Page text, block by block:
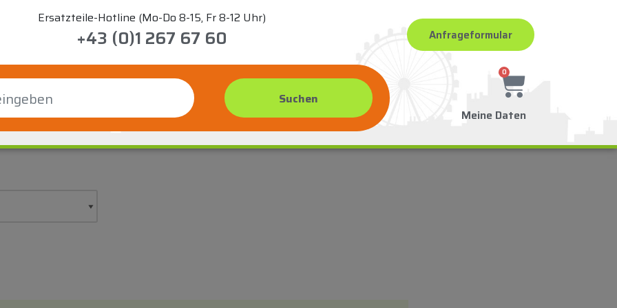
Ersatzteile-Hotline (Mo-Do 8-15, Fr 8-12 Uhr)
+43 (0)1 267 67 60 Anfrageformular
0
Meine Daten